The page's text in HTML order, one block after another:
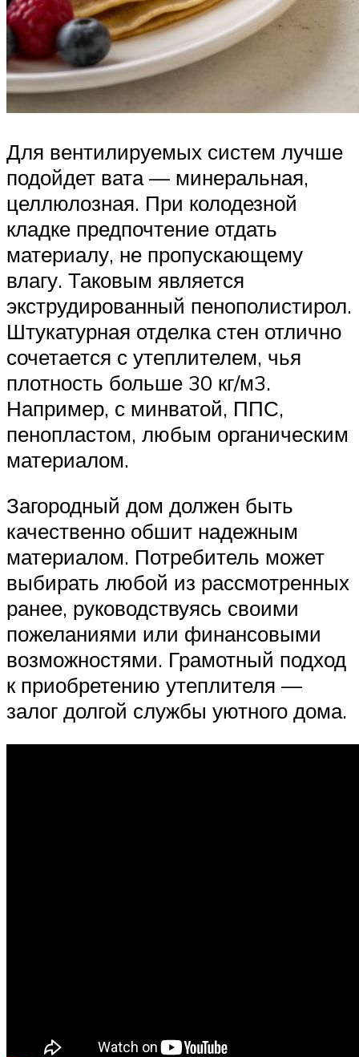
Для вентилируемых систем лучше
подойдет вата — минеральная,
целлюлозная. При колодезной
кладке предпочтение отдать
материалу, не пропускающему
влагу. Таковым является
экструдированный пенополистирол.
Штукатурная отделка стен отлично
сочетается с утеплителем, чья
плотность больше 30 кг/м3.
Например, с минватой, ППС,
пенопластом, любым органическим
материалом.
Загородный дом должен быть
качественно обшит надежным
материалом. Потребитель может
выбирать любой из рассмотренных
ранее, руководствуясь своими
пожеланиями или финансовыми
возможностями. Грамотный подход
к приобретению утеплителя —
залог долгой службы уютного дома.